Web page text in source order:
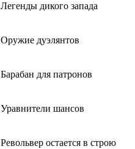
Легенды дикого запада
Оружие дуэлянтов
Барабан для патронов
Уравнители шансов
Револьвер остается в строю